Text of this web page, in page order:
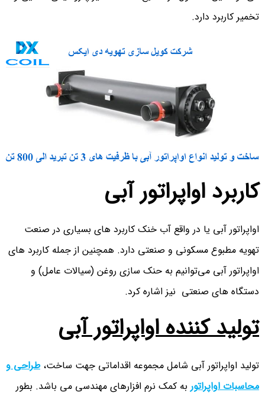
تخمیر کاربرد دارد.
کاربرد اواپراتور آبی
اواپراتور آبی یا در واقع آب خنک کاربرد های بسیاری در صنعت
تهویه مطبوع مسکونی و صنعتی دارد. همچنین از جمله کاربرد های
اواپراتور آبی می‌توانیم به حنک سازی روغن (سیالات عامل) و
دستگاه های صنعتی نیز اشاره کرد.
تولید کننده اواپراتور آبی
تولید اواپراتور آبی شامل مجموعه اقداماتی جهت ساخت،طراحی و
محاسبات اواپراتوربه کمک نرم افزارهای مهندسی می باشد. بطور